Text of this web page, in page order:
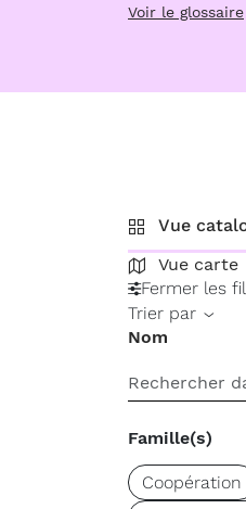
Voir le glossaire
Vue
Vue carte
Fermer les
Trier par
Nom
Famille(s)
Coopération